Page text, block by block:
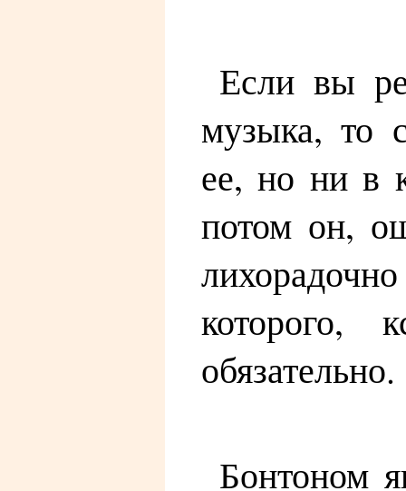
Если вы
музыка, то
ее, но ни в
потом он,
которого,
обязательно.
Бонтоном